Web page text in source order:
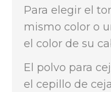
Para elegir el
mismo color o
el color de su
El polvo para
el cepillo de